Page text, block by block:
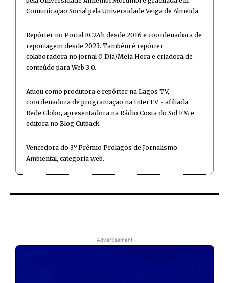
Comunicação Social pela Universidade Veiga de Almeida.
Repórter no Portal RC24h desde 2016 e coordenadora de
reportagem desde 2023. Também é repórter
colaboradora no jornal O Dia/Meia Hora e criadora de
conteúdo para Web 3.0.
Atuou como produtora e repórter na Lagos TV,
coordenadora de programação na InterTV - afiliada
Rede Globo, apresentadora na Rádio Costa do Sol FM e
editora no Blog Cutback.
Vencedora do 3º Prêmio Prolagos de Jornalismo
Ambiental, categoria web.
- Advertisement -